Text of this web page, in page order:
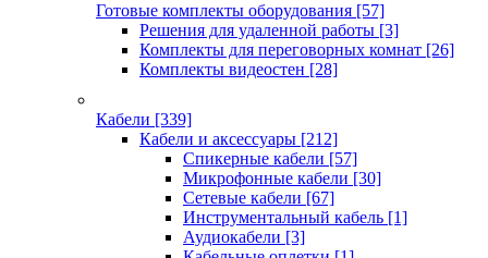
Готовые комплекты оборудования [57]
Решения для удаленной работы [3]
Комплекты для переговорных комнат [26]
Комплекты видеостен [28]
Кабели [339]
Кабели и аксессуары [212]
Спикерные кабели [57]
Микрофонные кабели [30]
Сетевые кабели [67]
Инструментальный кабель [1]
Аудиокабели [3]